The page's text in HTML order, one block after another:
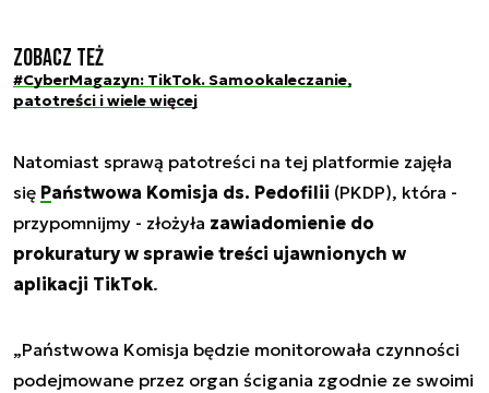
Zobacz też
#CyberMagazyn: TikTok. Samookaleczanie,
patotreści i wiele więcej
Natomiast sprawą patotreści na tej platformie zajęła
się Państwowa Komisja ds. Pedofilii (PKDP), która -
przypomnijmy - złożyła zawiadomienie do
prokuratury w sprawie treści ujawnionych w
aplikacji TikTok.
„Państwowa Komisja będzie monitorowała czynności
podejmowane przez organ ścigania zgodnie ze swoimi